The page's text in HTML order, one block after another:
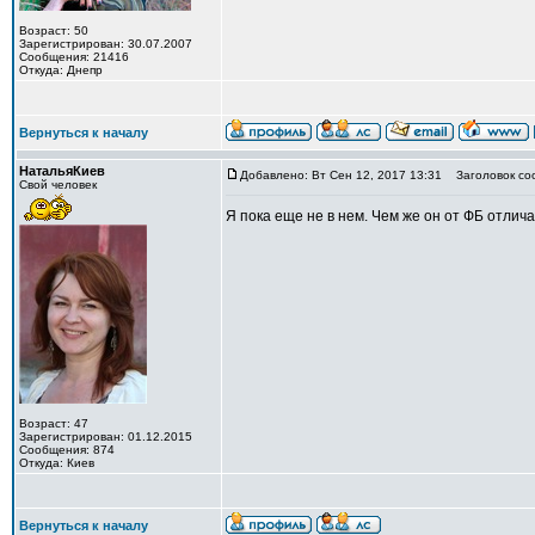
Возраст: 50
Зарегистрирован: 30.07.2007
Сообщения: 21416
Откуда: Днепр
Вернуться к началу
НатальяКиев
Свой человек
Возраст: 47
Зарегистрирован: 01.12.2015
Сообщения: 874
Откуда: Киев
Добавлено: Вт Сен 12, 2017 13:31 Заголовок
Я пока еще не в нем. Чем же он от ФБ
Вернуться к началу